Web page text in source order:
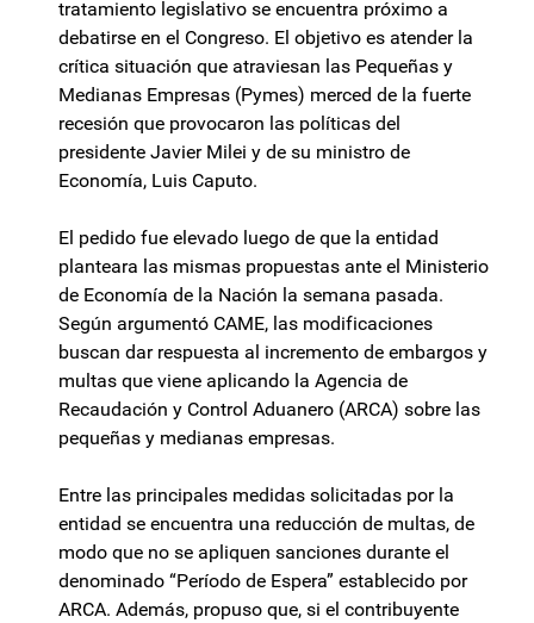
tratamiento legislativo se encuentra próximo a
debatirse en el Congreso. El objetivo es atender la
crítica situación que atraviesan las Pequeñas y
Medianas Empresas (Pymes) merced de la fuerte
recesión que provocaron las políticas del
presidente Javier Milei y de su ministro de
Economía, Luis Caputo.
El pedido fue elevado luego de que la entidad
planteara las mismas propuestas ante el Ministerio
de Economía de la Nación la semana pasada.
Según argumentó CAME, las modificaciones
buscan dar respuesta al incremento de embargos y
multas que viene aplicando la Agencia de
Recaudación y Control Aduanero (ARCA) sobre las
pequeñas y medianas empresas.
Entre las principales medidas solicitadas por la
entidad se encuentra una reducción de multas, de
modo que no se apliquen sanciones durante el
denominado “Período de Espera” establecido por
ARCA. Además, propuso que, si el contribuyente